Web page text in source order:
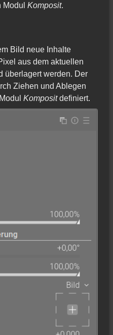
Komposit.
Bild neue Inhalte
aus dem aktuellen
überlagert werden. Der
Ziehen und Ablegen
Kompositdefiniert.